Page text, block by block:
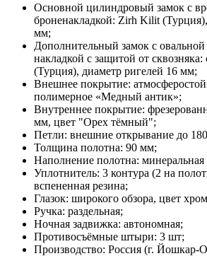
Основной цилиндровый замок с
броненакладкой: Zirh Kilit
мм;
Дополнительный замок с овальной
накладкой с защитой от
(Турция), диаметр ригелей 16 мм;
Внешнее покрытие:
полимерное «Медный антик»;
Внутреннее покрытие:
мм, цвет "Орех тёмный";
Петли: внешние открывание до
Толщина полотна: 90 мм;
Наполнение полотна: минеральная
Уплотнитель: 3 контура (2 на
вспененная резина;
Глазок: широкого обзора, цвет
Ручка: раздельная;
Ночная задвижка: автономная;
Противосъёмные штыри: 3 шт;
Производство: Россия (г. Йошкар-